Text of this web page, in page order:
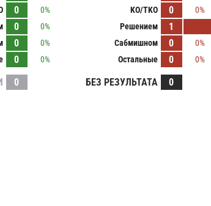
0
0%
0
0%
0
0%
0 0%
KO/TKO 0
0%
Решением
1
Сабмишном
0
0%
Остальные
0 0%
0 БЕЗ РЕЗУЛЬТАТА 0